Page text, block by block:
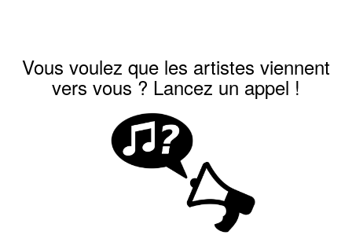
Vous voulez que les artistes viennent
vers vous ? Lancez un appel !